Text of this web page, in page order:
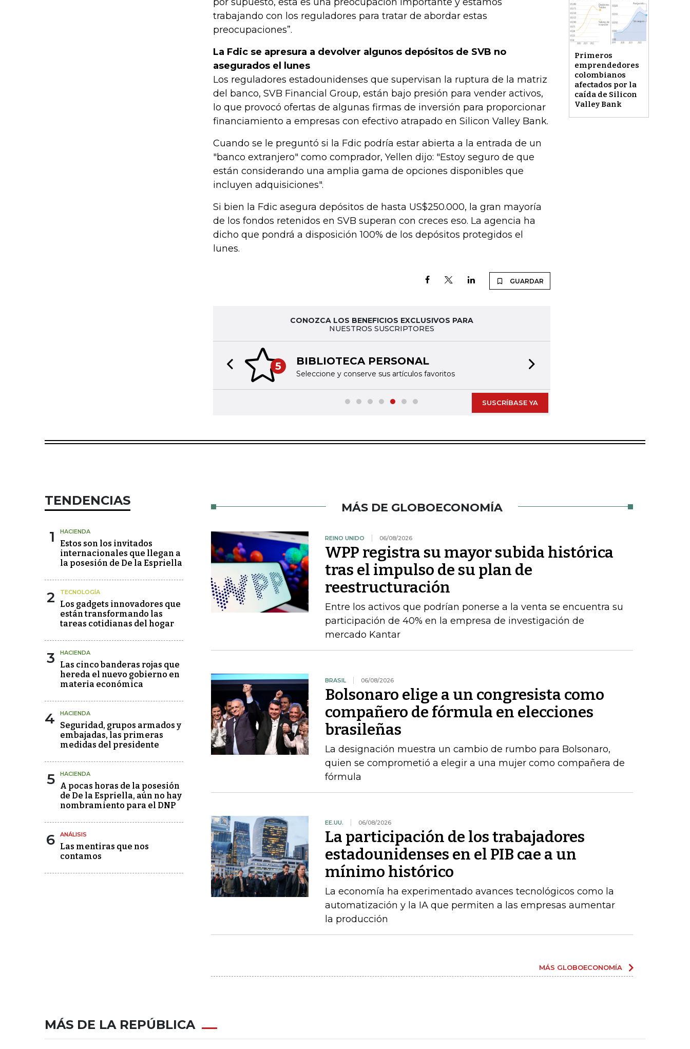
Primeros
emprendedores
colombianos
afectados por la
caída de Silicon
Valley Bank
trabajando con los reguladores para tratar de abordar estas
preocupaciones”.
La Fdic se apresura a devolver algunos depósitos de SVB no
asegurados el lunes
Los reguladores estadounidenses que supervisan la ruptura de la matriz
del banco, SVB Financial Group, están bajo presión para vender activos,
lo que provocó ofertas de algunas firmas de inversión para proporcionar
financiamiento a empresas con efectivo atrapado en Silicon Valley Bank.
Cuando se le preguntó si la Fdic podría estar abierta a la entrada de un
"banco extranjero" como comprador, Yellen dijo: "Estoy seguro de que
están considerando una amplia gama de opciones disponibles que
incluyen adquisiciones".
Si bien la Fdic asegura depósitos de hasta US$250.000, la gran mayoría
de los fondos retenidos en SVB superan con creces eso. La agencia ha
dicho que pondrá a disposición 100% de los depósitos protegidos el
lunes.
GUARDAR
CONOZCA LOS BENEFICIOS EXCLUSIVOS PARA
NUESTROS SUSCRIPTORES
5 BIBLIOTECA PERSONAL
Seleccione y conserve sus artículos favoritos
Previous slide
SUSCRÍBASE YA
TENDENCIAS
1 HACIENDA
Estos son los invitados
internacionales que llegan a
la posesión de De la Espriella
2 TECNOLOGÍA
Los gadgets innovadores que
están transformando las
tareas cotidianas del hogar
3 HACIENDA
Las cinco banderas rojas que
hereda el nuevo gobierno en
materia económica
4 HACIENDA
Seguridad, grupos armados y
embajadas, las primeras
medidas del presidente
5 HACIENDA
A pocas horas de la posesión
de De la Espriella, aún no hay
nombramiento para el DNP
6 ANÁLISIS
Las mentiras que nos
contamos
MÁS DE GLOBOECONOMÍA
REINO UNIDO 06/08/2026
WPP registra su mayor subida histórica
tras el impulso de su plan de
reestructuración
Entre los activos que podrían ponerse a la venta se encuentra su
participación de 40% en la empresa de investigación de
mercado Kantar
BRASIL 06/08/2026
Bolsonaro elige a un congresista como
compañero de fórmula en elecciones
brasileñas
La designación muestra un cambio de rumbo para Bolsonaro,
quien se comprometió a elegir a una mujer como compañera de
fórmula
EE.UU. 06/08/2026
La participación de los trabajadores
estadounidenses en el PIB cae a un
mínimo histórico
La economía ha experimentado avances tecnológicos como la
automatización y la IA que permiten a las empresas aumentar
la producción
MÁS GLOBOECONOMÍA
MÁS DE LA REPÚBLICA